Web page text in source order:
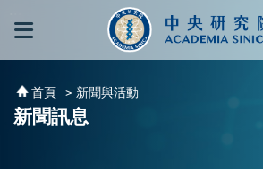
跳到主要內容區塊
首頁 > 新聞與活動
新聞訊息